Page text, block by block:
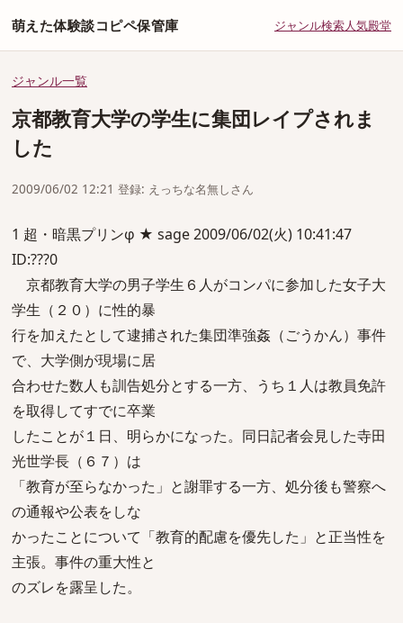
萌えた体験談コピペ保管庫 ジャンル検索人気殿堂
ジャンル一覧
京都教育大学の学生に集団レイプされま
した
2009/06/02 12:21 登録: えっちな名無しさん
1 超・暗黒プリンφ ★ sage 2009/06/02(火) 10:41:47
ID:???0
京都教育大学の男子学生６人がコンパに参加した女子大
学生（２０）に性的暴
行を加えたとして逮捕された集団準強姦（ごうかん）事件
で、大学側が現場に居
合わせた数人も訓告処分とする一方、うち１人は教員免許
を取得してすでに卒業
したことが１日、明らかになった。同日記者会見した寺田
光世学長（６７）は
「教育が至らなかった」と謝罪する一方、処分後も警察へ
の通報や公表をしな
かったことについて「教育的配慮を優先した」と正当性を
主張。事件の重大性と
のズレを露呈した。